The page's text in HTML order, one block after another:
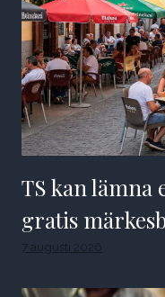
TS kan lämna
gratis
7 augusti 2026